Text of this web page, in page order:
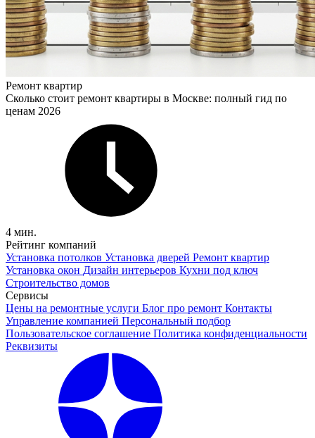
Ремонт квартир
Сколько стоит ремонт квартиры в Москве: полный гид по
ценам 2026
4 мин.
Рейтинг компаний
Установка потолков Установка дверей Ремонт квартир
Установка окон Дизайн интерьеров Кухни под ключ
Строительство домов
Сервисы
Цены на ремонтные услуги Блог про ремонт Контакты
Управление компанией Персональный подбор
Пользовательское соглашение Политика конфиденциальности
Реквизиты